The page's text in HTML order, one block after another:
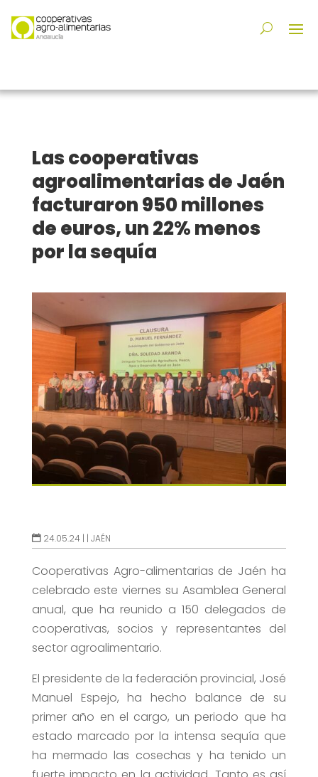
Las cooperativas
agroalimentarias de Jaén
facturaron 950 millones
de euros, un 22% menos
por la sequía
24.05.24 | | JAÉN
Cooperativas Agro-alimentarias de Jaén ha
celebrado este viernes su Asamblea General
anual, que ha reunido a 150 delegados de
cooperativas, socios y representantes del
sector agroalimentario.
El presidente de la federación provincial, José
Manuel Espejo, ha hecho balance de su
primer año en el cargo, un periodo que ha
estado marcado por la intensa sequía que
ha mermado las cosechas y ha tenido un